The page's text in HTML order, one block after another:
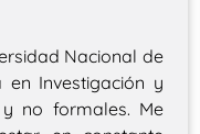
Nacional de
en Investigación y
no formales. Me